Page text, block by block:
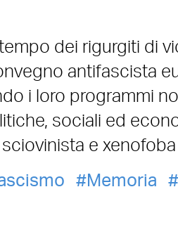
dei rigurgiti di
antifascista
i loro programmi
sociali ed
e xenofoba
Memoria